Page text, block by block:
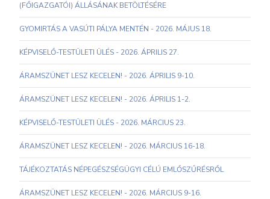
(FŐIGAZGATÓI) ÁLLÁSÁNAK BETÖLTÉSÉRE
GYOMIRTÁS A VASÚTI PÁLYA MENTÉN - 2026. MÁJUS 18.
KÉPVISELŐ-TESTÜLETI ÜLÉS - 2026. ÁPRILIS 27.
ÁRAMSZÜNET LESZ KECELEN! - 2026. ÁPRILIS 9-10.
ÁRAMSZÜNET LESZ KECELEN! - 2026. ÁPRILIS 1-2.
KÉPVISELŐ-TESTÜLETI ÜLÉS - 2026. MÁRCIUS 23.
ÁRAMSZÜNET LESZ KECELEN! - 2026. MÁRCIUS 16-18.
TÁJÉKOZTATÁS NÉPEGÉSZSÉGÜGYI CÉLÚ EMLŐSZŰRÉSRŐL
ÁRAMSZÜNET LESZ KECELEN! - 2026. MÁRCIUS 9-16.